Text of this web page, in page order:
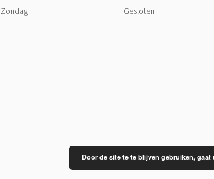
Zondag Gesloten
Door de site te te blijven gebruiken,